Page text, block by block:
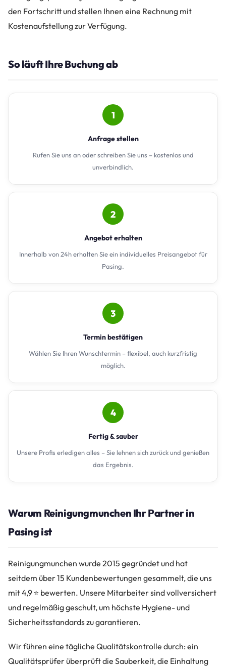
den Fortschritt und stellen Ihnen eine Rechnung mit
Kostenaufstellung zur Verfügung.
So läuft Ihre Buchung ab
1
Anfrage stellen
Rufen Sie uns an oder schreiben Sie uns – kostenlos und
unverbindlich.
2
Angebot erhalten
Innerhalb von 24h erhalten Sie ein individuelles Preisangebot für
Pasing.
3
Termin bestätigen
Wählen Sie Ihren Wunschtermin – flexibel, auch kurzfristig
möglich.
4
Fertig & sauber
Unsere Profis erledigen alles – Sie lehnen sich zurück und genießen
das Ergebnis.
Warum Reinigungmunchen Ihr Partner in
Pasing ist
Reinigungmunchen wurde 2015 gegründet und hat
seitdem über 15 Kundenbewertungen gesammelt, die uns
mit 4,9 ⭐ bewerten. Unsere Mitarbeiter sind vollversichert
und regelmäßig geschult, um höchste Hygiene- und
Sicherheitsstandards zu garantieren.
Wir führen eine tägliche Qualitätskontrolle durch: ein
Qualitätsprüfer überprüft die Sauberkeit, die Einhaltung